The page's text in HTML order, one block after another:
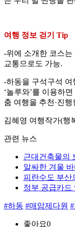
여행 정보 걷기 Tip
-위에 소개한 코스
교통으로도 가능.
-하동을 구석구석
‘놀루와’를 이용하
춤 여행을 추천·진행
김혜영 여행작가(행
관련 뉴스
근대건축물의
알싸한 겨울
피란수도 부산
정부 공급카드
#하동 #매암제다원
좋아요0